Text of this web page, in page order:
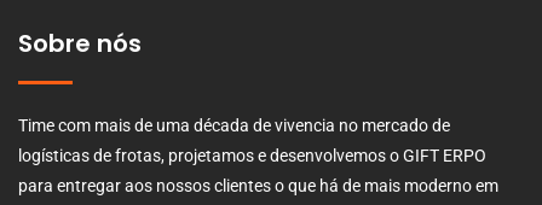
Sobre nós
Time com mais de uma década de vivencia no mercado de
logísticas de frotas, projetamos e desenvolvemos o GIFT ERPO
para entregar aos nossos clientes o que há de mais moderno em